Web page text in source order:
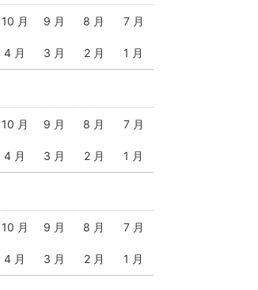
10 月 9 月 8 月 7 月
4 月 3 月 2 月 1 月
10 月 9 月 8 月 7 月
4 月 3 月 2 月 1 月
10 月 9 月 8 月 7 月
4 月 3 月 2 月 1 月